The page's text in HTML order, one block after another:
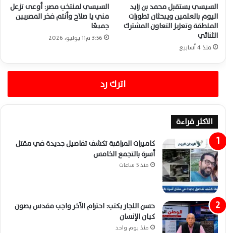
السيسي يستقبل محمد بن زايد
اليوم بالعلمين ويبحثان تطورات
المنطقة وتعزيز التعاون المشترك
الثنائي
منذ 4 أسابيع
السيسي لمنتخب مصر: أوعى تزعل
مني يا صلاح وأنتم فخر المصريين
جميعًا
3:56 م11 يوليو، 2026
اترك رد
الاكثر قراءة
كاميرات المراقبة تكشف تفاصيل جديدة في مقتل
أسرة بالتجمع الخامس
منذ 5 ساعات
حسن النجار يكتب: احترام الآخر واجب مقدس يصون
كيان الإنسان
منذ يوم واحد